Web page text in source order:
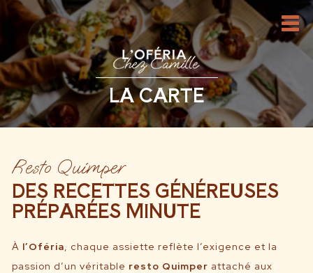
LA CARTE
Resto Quimper
DES RECETTES GÉNÉREUSES
PRÉPARÉES MINUTE
À l’Oféria, chaque assiette reflète l’exigence et la
passion d’un véritable resto Quimper attaché aux